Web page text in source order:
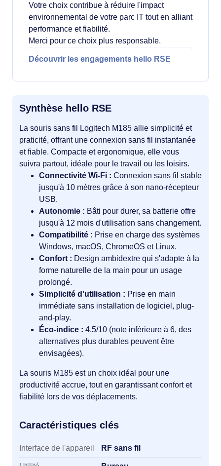
Votre choix contribue à réduire l'impact
environnemental de votre parc IT tout en alliant
performance et fiabilité.
Merci pour ce choix plus responsable.
Découvrir les engagements hello RSE
Synthèse hello RSE
La souris sans fil Logitech M185 allie simplicité et
praticité, offrant une connexion sans fil instantanée
et fiable. Compacte et ergonomique, elle vous
suivra partout, idéale pour le travail ou les loisirs.
Connectivité Wi-Fi : Connexion sans fil stable
jusqu'à 10 mètres grâce à son nano-récepteur
USB.
Autonomie : Bâti pour durer, sa batterie offre
jusqu'à 12 mois d'utilisation sans changement.
Compatibilité : Prise en charge des systèmes
Windows, macOS, ChromeOS et Linux.
Confort : Design ambidextre qui s'adapte à la
forme naturelle de la main pour un usage
prolongé.
Simplicité d'utilisation : Prise en main
immédiate sans installation de logiciel, plug-
and-play.
Éco-indice : 4.5/10 (note inférieure à 6, des
alternatives plus durables peuvent être
envisagées).
La souris M185 est un choix idéal pour une
productivité accrue, tout en garantissant confort et
fiabilité lors de vos déplacements.
Caractéristiques clés
Caractéristiques clés
Interface de l'appareil RF sans fil